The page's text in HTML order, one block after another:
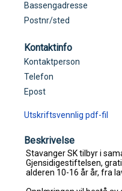
Bassengadresse
Postnr/sted
Kontaktinfo
Kontaktperson
Telefon
Epost
Utskriftsvennlig pdf-fil
Beskrivelse